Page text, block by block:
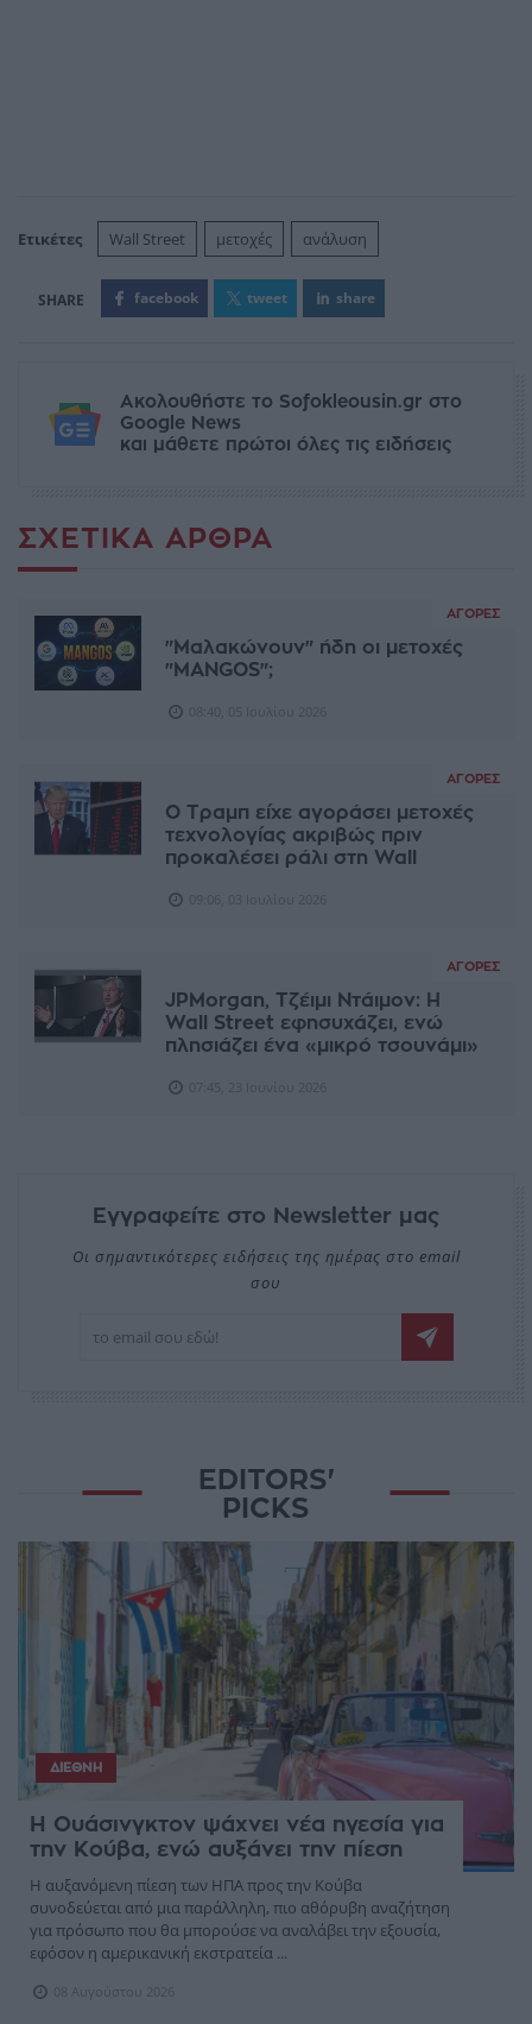
Ετικέτες Wall Street μετοχές ανάλυση
facebook tweet share
Ακολουθήστε το Sofokleousin.gr στο
Google News
και μάθετε πρώτοι όλες τις ειδήσεις
ΣΧΕΤΙΚΆ ΆΡΘΡΑ
ΑΓΟΡΈΣ
"Μαλακώνουν" ήδη οι μετοχές
"MANGOS";
ΑΓΟΡΈΣ
Ο Τραμπ είχε αγοράσει μετοχές
τεχνολογίας ακριβώς πριν
προκαλέσει ράλι στη Wall
ΑΓΟΡΈΣ
JPMorgan, Τζέιμι Ντάιμον: Η
Wall Street εφησυχάζει, ενώ
πλησιάζει ένα «μικρό τσουνάμι»
Εγγραφείτε στο Newsletter μας
Οι σημαντικότερες ειδήσεις της ημέρας στο email
σου
EDITORS'
PICKS
ΔΙΕΘΝΉ
Η Ουάσινγκτον ψάχνει νέα ηγεσία για
την Κούβα, ενώ αυξάνει την πίεση
Η αυξανόμενη πίεση των ΗΠΑ προς την Κούβα
συνοδεύεται από μια παράλληλη, πιο αθόρυβη αναζήτηση
για πρόσωπο που θα μπορούσε να αναλάβει την εξουσία,
εφόσον η αμερικανική εκστρατεία ...
08 Αυγούστου 2026